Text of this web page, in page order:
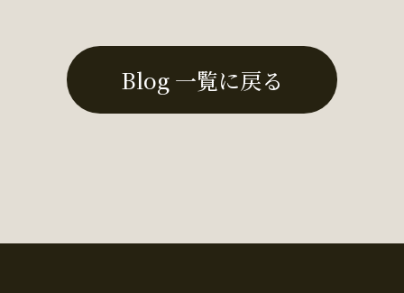
Blog 一覧に戻る